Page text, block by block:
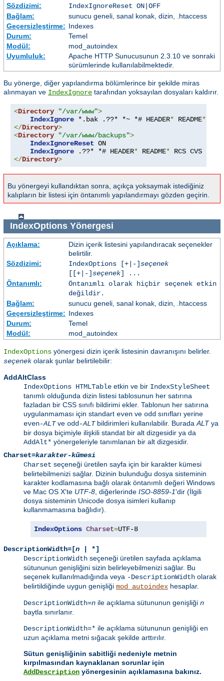
Sözdizimi:
IndexIgnoreReset ON|OFF
Bağlam:
sunucu geneli, sanal konak, dizin, .htaccess
Geçersizleştirme: Indexes
Durum:
Temel
Modül:
mod_autoindex
Uyumluluk:
Apache HTTP Sunucusunun 2.3.10 ve sonraki
sürümlerinde kullanılabilmektedir.
Bu yönerge, diğer yapılandırma bölümlerince bir şekilde miras
alınmayan ve IndexIgnore tarafından yoksayılan dosyaları kaldırır.
<Directory "/var/www">
IndexIgnore *.bak .??* *~ *# HEADER* README*
</Directory>
<Directory "/var/www/backups">
IndexIgnoreReset ON
IndexIgnore .??* *# HEADER* README* RCS CVS
</Directory>
Bu yönergeyi kullandıktan sonra, açıkça yoksaymak istediğiniz
kalıpların bir listesi için öntanımlı yapılandırmayı gözden geçirin.
IndexOptionsYönergesi
Açıklama:
Dizin içerik listesini yapılandıracak seçenekler
belirtilir.
Sözdizimi:
IndexOptions [+|-]seçenek
[[+|-]seçenek] ...
Öntanımlı:
Öntanımlı olarak hiçbir seçenek etkin
değildir.
Bağlam:
sunucu geneli, sanal konak, dizin, .htaccess
Geçersizleştirme: Indexes
Durum:
Temel
Modül:
mod_autoindex
IndexOptions yönergesi dizin içerik listesinin davranışını belirler.
seçenek olarak şunlar belirtilebilir:
AddAltClass
IndexOptions HTMLTable etkin ve bir IndexStyleSheet
tanımlı olduğunda dizin listesi tablosunun her satırına
fazladan bir CSS sınıfı bildirimi ekler. Tablonun her satırına
uygulanmaması için standart even ve odd sınıfları yerine
even-ALTve odd-ALTbildirimleri kullanılabilir. Burada ALTya
bir dosya biçimiyle ilişkili standat bir alt dizgesidir ya da
AddAlt* yönergeleriyle tanımlanan bir alt dizgesidir.
Charset=karakter-kümesi
Charset seçeneği üretilen sayfa için bir karakter kümesi
belirtebilmenizi sağlar. Dizinin bulunduğu dosya sisteminin
karakter kodlamasına bağlı olarak öntanımlı değeri Windows
ve Mac OS X'te UTF-8 , diğerlerinde ISO-8859-1'dir (İlgili
dosya sisteminin Unicode dosya isimleri kullanıp
kullanmamasına bağlıdır).
IndexOptions Charset=UTF-8
DescriptionWidth=[n | *]
DescriptionWidth seçeneği üretilen sayfada açıklama
sütununun genişliğini sizin belirleyebilmenizi sağlar. Bu
seçenek kullanılmadığında veya -DescriptionWidth olarak
belirtildiğinde uygun genişliği mod_autoindex hesaplar.
DescriptionWidth=n ile açıklama sütununun genişliği n
baytla sınırlanır.
DescriptionWidth=* ile açıklama sütununun genişliği en
uzun açıklama metni sığacak şekilde arttırılır.
Sütun genişliğinin sabitliği nedeniyle metnin
kırpılmasından kaynaklanan sorunlar için
AddDescription yönergesinin açıklamasına bakınız.